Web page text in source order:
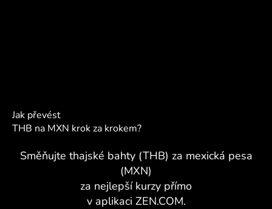
Jak převést
THB na MXN krok za krokem?
Směňujte thajské bahty (THB) za mexická pesa
(MXN)
za nejlepší kurzy přímo
v aplikaci ZEN.COM.